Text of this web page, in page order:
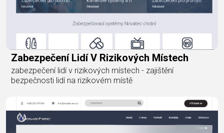
Zabezpečení Lidí V Rizikových Místech
zabezpečení lidí v rizikových místech - zajištění
bezpečnosti lidí na rizikovém místě